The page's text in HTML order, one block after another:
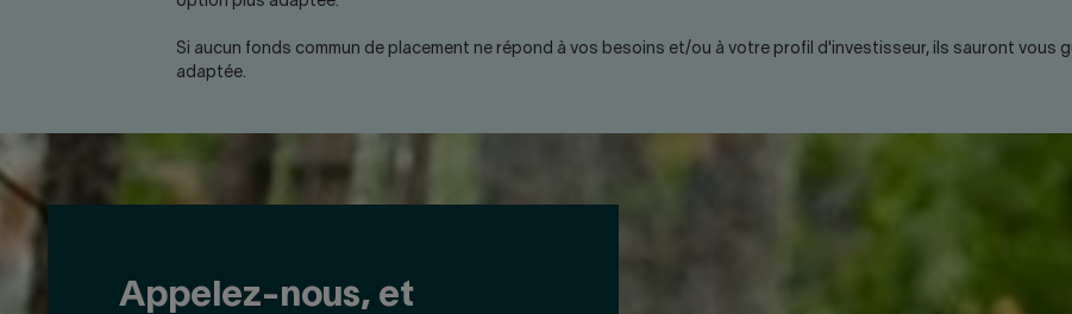
Si aucun fonds commun de placement ne répond à vos besoins et/ou à votre profil d'investisseur, ils sauront vous
adaptée.
Appelez-nous, et